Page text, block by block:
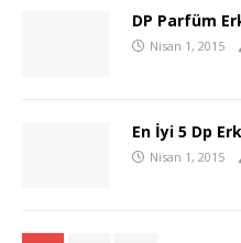
DP Parfüm
Nisan 1, 2015
En İyi 5 Dp
Nisan 1, 2015